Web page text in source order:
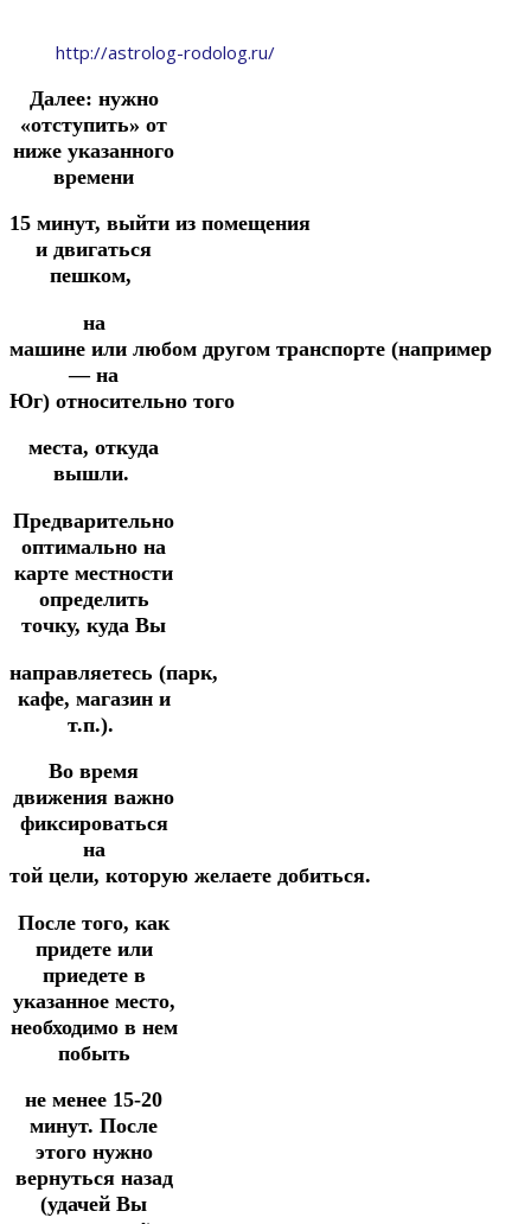
http://astrolog-rodolog.ru/
Далее: нужно
«отступить» от
ниже указанного
времени
15 минут, выйти из помещения
и двигаться
пешком,
на
машине или любом другом транспорте (например
— на
Юг) относительно того
места, откуда
вышли.
Предварительно
оптимально на
карте местности
определить
точку, куда Вы
направляетесь (парк,
кафе, магазин и
т.п.).
Во время
движения важно
фиксироваться
на
той цели, которую желаете добиться.
После того, как
придете или
приедете в
указанное место,
необходимо в нем
побыть
не менее 15-20
минут. После
этого нужно
вернуться назад
(удачей Вы